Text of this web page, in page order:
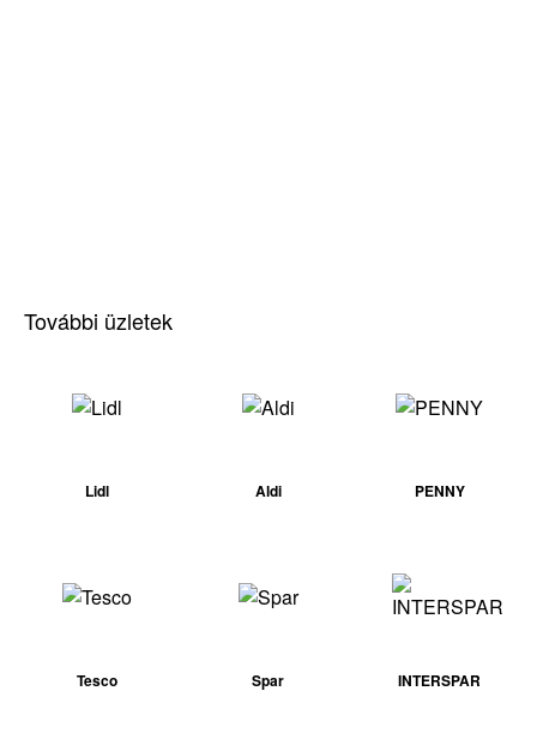
További üzletek
Lidl Aldi PENNY
Tesco Spar INTERSPAR